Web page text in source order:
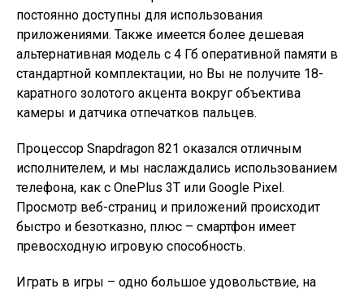
постоянно доступны для использования
приложениями. Также имеется более дешевая
альтернативная модель с 4 Гб оперативной памяти в
стандартной комплектации, но Вы не получите 18-
каратного золотого акцента вокруг объектива
камеры и датчика отпечатков пальцев.
Процессор Snapdragon 821 оказался отличным
исполнителем, и мы наслаждались использованием
телефона, как с OnePlus 3Т или Google Pixel.
Просмотр веб-страниц и приложений происходит
быстро и безотказно, плюс – смартфон имеет
превосходную игровую способность.
Играть в игры – одно большое удовольствие, на